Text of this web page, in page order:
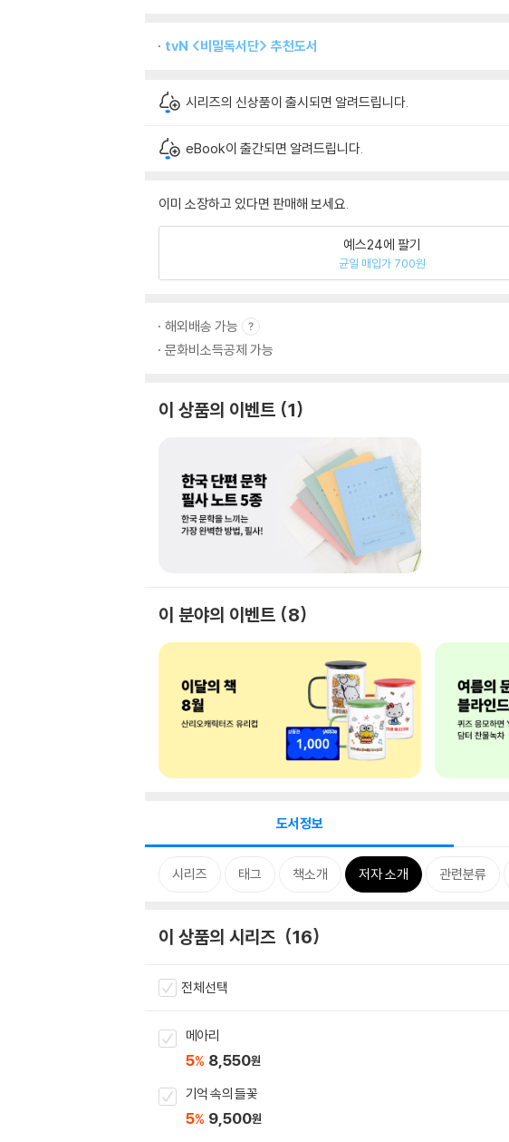
tvN <비밀독서단> 추천도서
시리즈의 신상품이 출시되면 알려드립니다.
eBook이 출간되면 알려드립니다.
이미 소장하고 있다면 판매해 보세요.
예스24에 팔기
균일 매입가 700원
해외배송 가능
문화비소득공제 가능
이 상품의 이벤트 1
이 분야의 이벤트 8
도서정보
시리즈 태그 책소개 저자 소개 관련분류
이 상품의 시리즈 16
전체선택
메아리
5% 8,550원
기억 속의 들꽃
5% 9,500원